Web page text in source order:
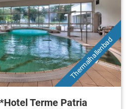
Thermalhallenbad
Terme Patria